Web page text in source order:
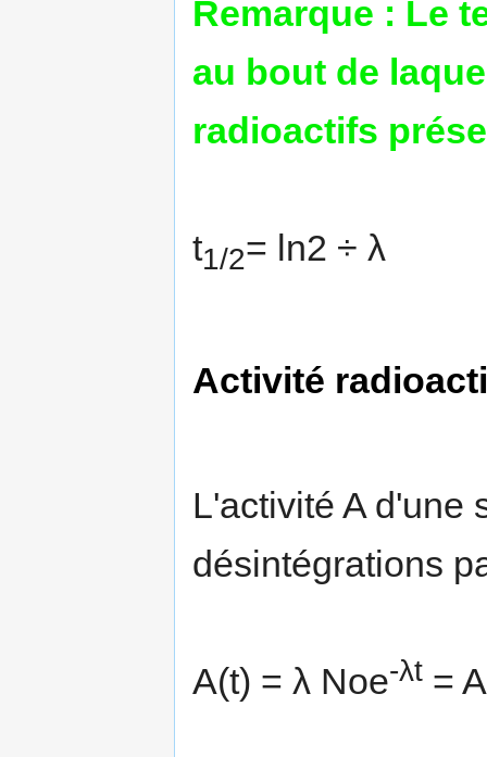
Remarque : Le
au bout de
radioactifs
t1/2= ln2 ÷ λ
Activité
L'activité A d'une
désintégrations
A(t) = λ Noe-λt = A